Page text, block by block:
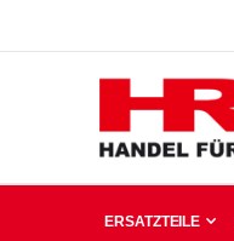
ERSATZTEILE